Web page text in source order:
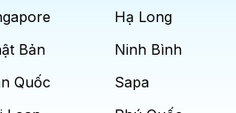
Bản
Quốc
Hạ Long
Ninh Bình
Sapa